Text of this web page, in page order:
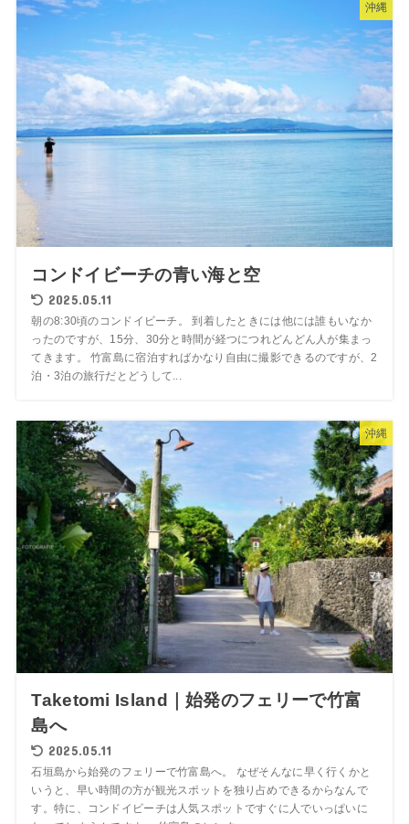
沖縄
コンドイビーチの青い海と空
2025.05.11
朝の8:30頃のコンドイビーチ。 到着したときには他には誰もいなか
ったのですが、15分、30分と時間が経つにつれどんどん人が集まっ
てきます。 竹富島に宿泊すればかなり自由に撮影できるのですが、2
泊・3泊の旅行だとどうして...
沖縄
Taketomi Island｜始発のフェリーで竹富
島へ
2025.05.11
石垣島から始発のフェリーで竹富島へ。 なぜそんなに早く行くかと
いうと、早い時間の方が観光スポットを独り占めできるからなんで
す。特に、コンドイビーチは人気スポットですぐに人でいっぱいに